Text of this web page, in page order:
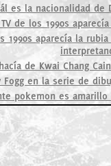
es la nacionalidad
de los 1990s
1990s aparecía la
de Kwai Chang
Fogg en la serie de
pokemon es